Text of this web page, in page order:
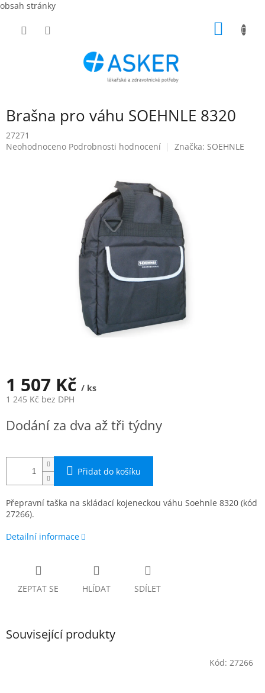
obsah stránky
Brašna pro váhu SOEHNLE 8320
27271
Průměrné
Neohodnoceno Podrobnosti hodnocení Značka: SOEHNLE
1 507 Kč / ks
1 245 Kč bez DPH
cena:
Dodání za dva až tři týdny
Přidat do košíku
Přepravní taška na skládací kojeneckou váhu Soehnle 8320 (kód
27266).
Detailní informace
ZEPTAT SE HLÍDAT SDÍLET
Související produkty
Kód: 27266